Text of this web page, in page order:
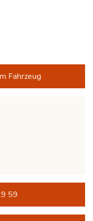
Fahrzeug
59